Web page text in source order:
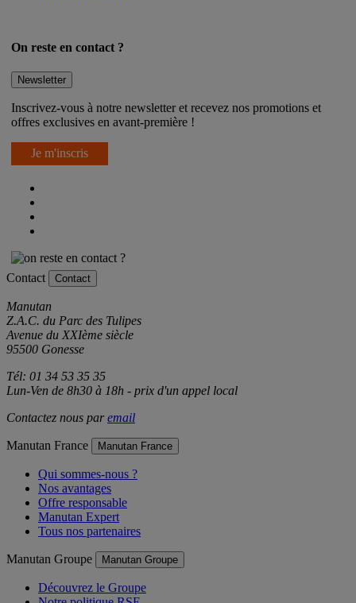
On reste en contact ?
Newsletter
Inscrivez-vous à notre newsletter et recevez nos promotions et
offres exclusives en avant-première !
Je m'inscris
Contact Contact
Manutan
Z.A.C. du Parc des Tulipes
Avenue du XXIème siècle
95500 Gonesse
Tél: 01 34 53 35 35
Lun-Ven de 8h30 à 18h - prix d'un appel local
Contactez nous paremail
Manutan France Manutan France
Qui sommes-nous ?
Nos avantages
Offre responsable
Manutan Expert
Tous nos partenaires
Manutan Groupe Manutan Groupe
Découvrez le Groupe